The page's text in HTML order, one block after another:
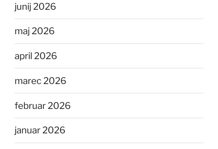
junij 2026
maj 2026
april 2026
marec 2026
februar 2026
januar 2026